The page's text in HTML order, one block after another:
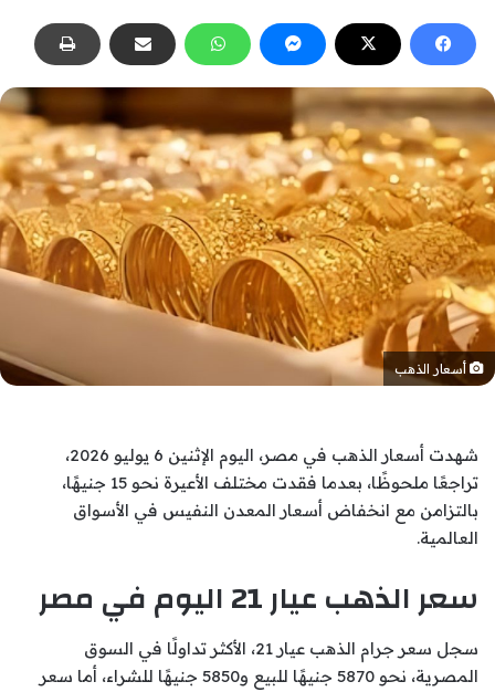
أسعار الذهب
شهدت أسعار الذهب في مصر، اليوم الإثنين 6 يوليو 2026،
تراجعًا ملحوظًا، بعدما فقدت مختلف الأعيرة نحو 15 جنيهًا،
بالتزامن مع انخفاض أسعار المعدن النفيس في الأسواق
العالمية.
سعر الذهب عيار 21 اليوم في مصر
سجل سعر جرام الذهب عيار 21، الأكثر تداولًا في السوق
المصرية، نحو 5870 جنيهًا للبيع و5850 جنيهًا للشراء، أما سعر